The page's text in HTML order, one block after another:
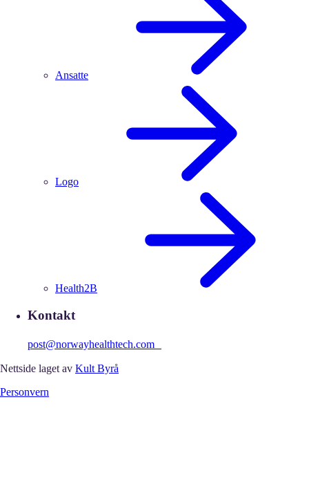
Ansatte
Logo
Health2B
Kontakt
post@norwayhealthtech.com
Nettside laget av Kult Byrå
Personvern